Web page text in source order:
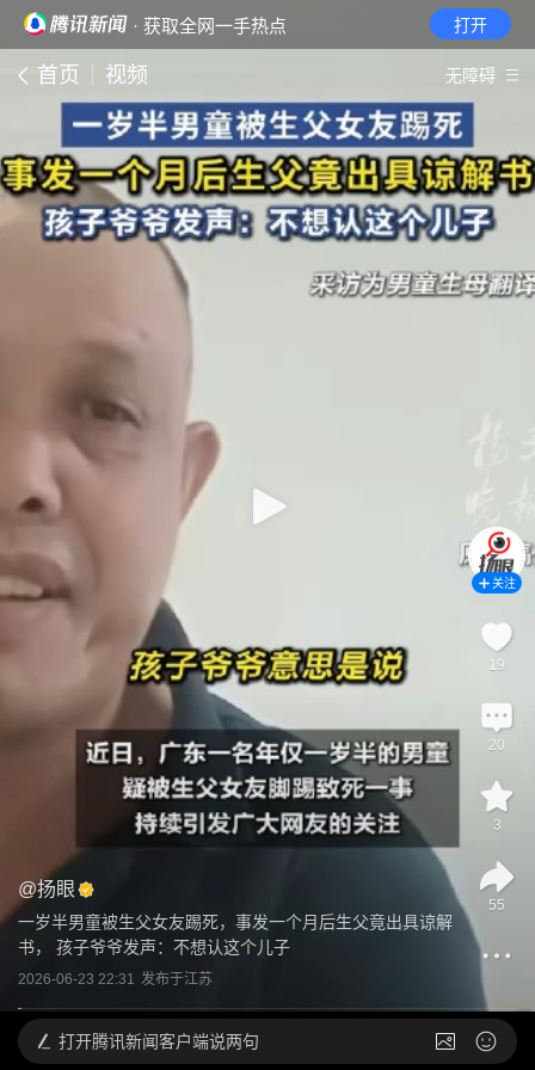
· 获取全网一手热点 打开
首页 视频 无障碍
@扬眼
一岁半男童被生父女友踢死，事发一个月后生父竟出具谅解
书， 孩子爷爷发声：不想认这个儿子
2026-06-23 22:31 发布于江苏
关注
19
20
3
55
打开腾讯新闻客户端说两句